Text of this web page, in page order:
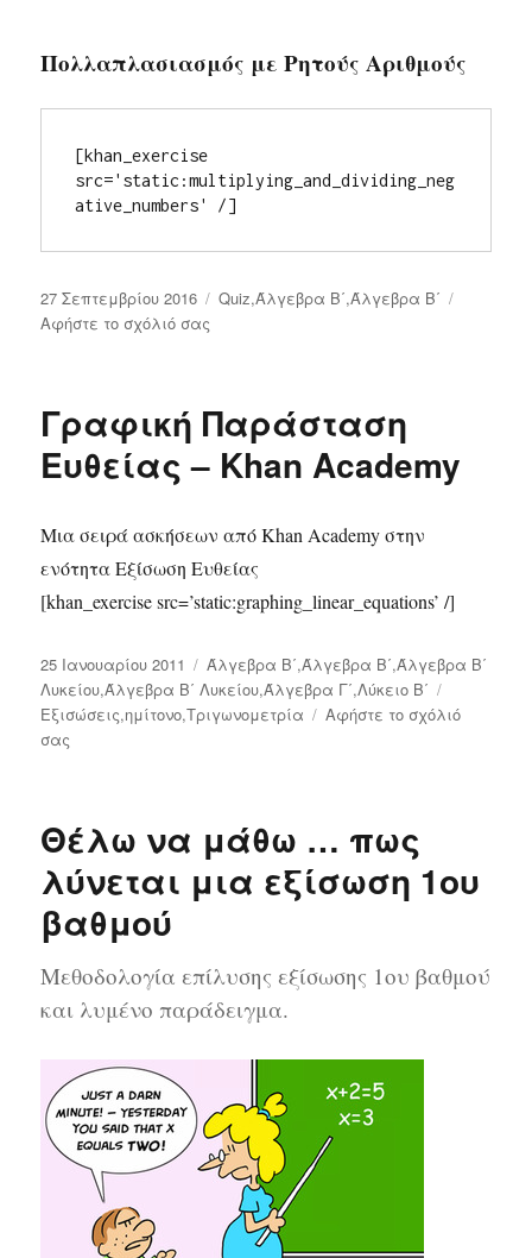
Πολλαπλασιασμός με Ρητούς Αριθμούς
[khan_exercise
src='static:multiplying_and_dividing_neg
ative_numbers' /]
Δημοσιεύτηκε
την
27 Σεπτεμβρίου 2016 Κατηγορίες
Quiz,Άλγεβρα Β΄,Άλγεβρα Β΄
Αφήστε το σχόλιό σας
Ρητούς
Αριθμούς
Γραφική Παράσταση
Ευθείας – Khan Academy
Μια σειρά ασκήσεων από Khan Academy στην
ενότητα Εξίσωση Ευθείας
[khan_exercise src=’static:graphing_linear_equations’ /]
Δημοσιεύτηκε
την
25 Ιανουαρίου 2011 Κατηγορίες
Άλγεβρα Β΄,Άλγεβρα Β΄,Άλγεβρα Β΄
Λυκείου,Άλγεβρα Β΄ Λυκείου,Άλγεβρα Γ΄,Λύκειο Β΄
Εξισώσεις,ημίτονο,Τριγωνομετρία
Αφήστε το σχόλιό
σας
–
Khan
Academy
Θέλω να μάθω … πως
λύνεται μια εξίσωση 1ου
βαθμού
Μεθοδολογία επίλυσης εξίσωσης 1ου βαθμού
και λυμένο παράδειγμα.